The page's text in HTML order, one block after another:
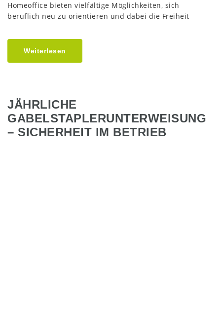
Homeoffice bieten vielfältige Möglichkeiten, sich
beruflich neu zu orientieren und dabei die Freiheit
Weiterlesen
JÄHRLICHE
GABELSTAPLERUNTERWEISUNG
– SICHERHEIT IM BETRIEB